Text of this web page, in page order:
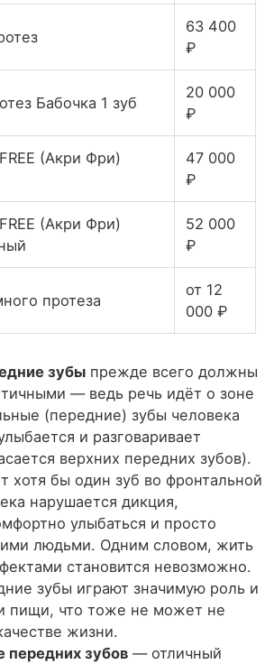
63 400
₽
Бабочка 1 зуб
20 000
₽
(Акри Фри)
47 000
₽
(Акри Фри)
52 000
₽
протеза
от 12
000 ₽
зубы прежде всего должны
— ведь речь идёт о зоне
(передние) зубы человека
и разговаривает
верхних передних зубов).
хотя бы один зуб во фронтальной
нарушается дикция,
улыбаться и просто
людьми. Одним словом, жить
становится невозможно.
зубы играют значимую роль и
пищи, что тоже не может не
жизни.
передних зубов — отличный